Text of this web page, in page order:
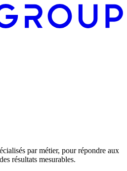
par métier, pour répondre aux
résultats mesurables.